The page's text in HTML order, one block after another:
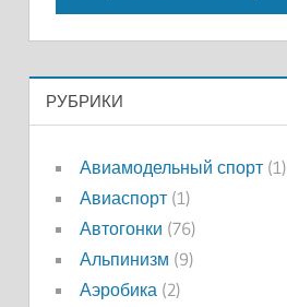
РУБРИКИ
Авиамодельный спорт(1)
Авиаспорт(1)
Автогонки (76)
Альпинизм (9)
Аэробика (2)